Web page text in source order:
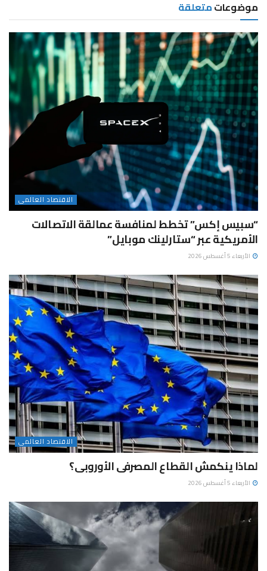
موضوعاتمتعلقة
الاقتصاد العالمى
“سبيس إكس” تخطط لمنافسة عمالقة الاتصالات
الأمريكية عبر “ستارلينك موبايل”
الأربعاء 5 أغسطس 2026
الاقتصاد العالمى
لماذا ينكمش القطاع المصرفى الأوروبى؟
الأربعاء 5 أغسطس 2026